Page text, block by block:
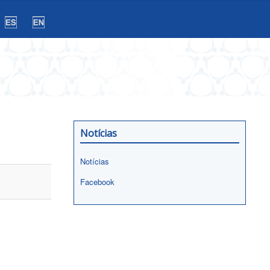
Notícias
Notícias
Facebook